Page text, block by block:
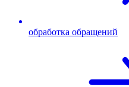
обработка обращений